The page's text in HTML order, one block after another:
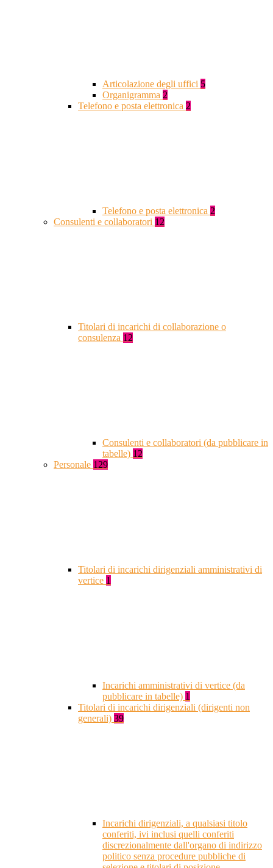
Articolazione degli uffici 5
Organigramma 2
Telefono e posta elettronica 2
Telefono e posta elettronica 2
Consulenti e collaboratori 12
Titolari di incarichi di collaborazione o
consulenza 12
Consulenti e collaboratori (da pubblicare in
tabelle) 12
Personale 129
Titolari di incarichi dirigenziali amministrativi di
vertice 1
Incarichi amministrativi di vertice (da
pubblicare in tabelle) 1
Titolari di incarichi dirigenziali (dirigenti non
generali) 39
Incarichi dirigenziali, a qualsiasi titolo
conferiti, ivi inclusi quelli conferiti
discrezionalmente dall'organo di indirizzo
politico senza procedure pubbliche di